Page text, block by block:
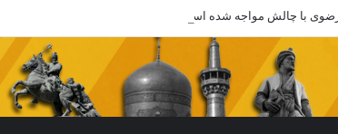
رضوی با چالش مواجه شده است